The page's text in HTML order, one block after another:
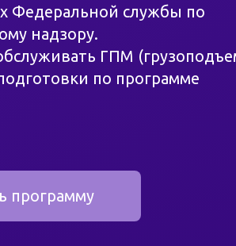
Федеральной службы по
надзору.
ГПМ
по программе
Ростехнадзору,
проходит после их
образовательной
специалистов по
программу